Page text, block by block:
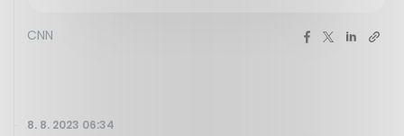
CNN
8. 8. 2023 06:34